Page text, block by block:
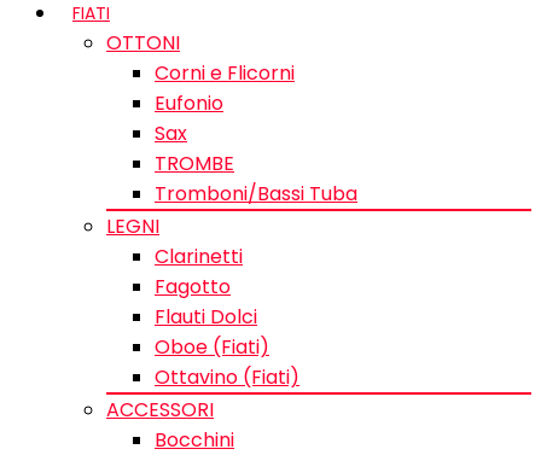
FIATI
OTTONI
Corni e Flicorni
Eufonio
Sax
TROMBE
Tromboni/Bassi Tuba
LEGNI
Clarinetti
Fagotto
Flauti Dolci
Oboe (Fiati)
Ottavino (Fiati)
ACCESSORI
Bocchini